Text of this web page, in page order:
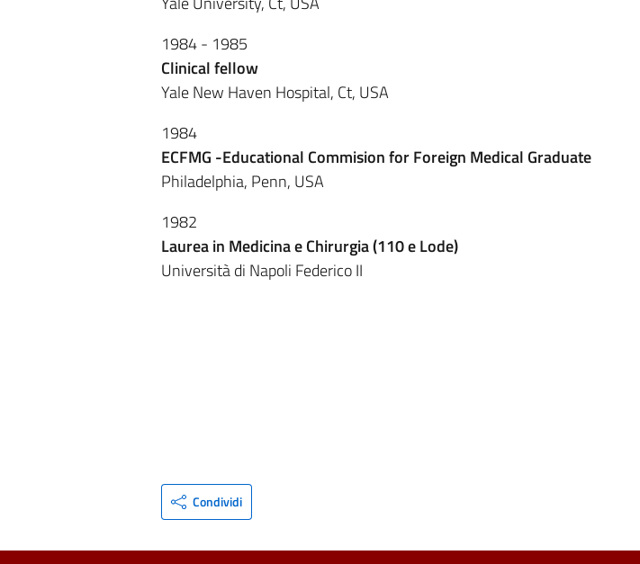
1984 - 1985
Clinical fellow
Yale New Haven Hospital, Ct, USA
1984
ECFMG -Educational Commision for Foreign Medical Graduate
Philadelphia, Penn, USA
1982
Laurea in Medicina e Chirurgia (110 e Lode)
Università di Napoli Federico II
Condividi